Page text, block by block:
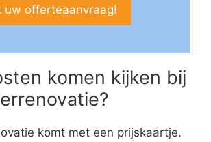
uw offerteaanvraag!
komen kijken bij
komt met een prijskaartje.